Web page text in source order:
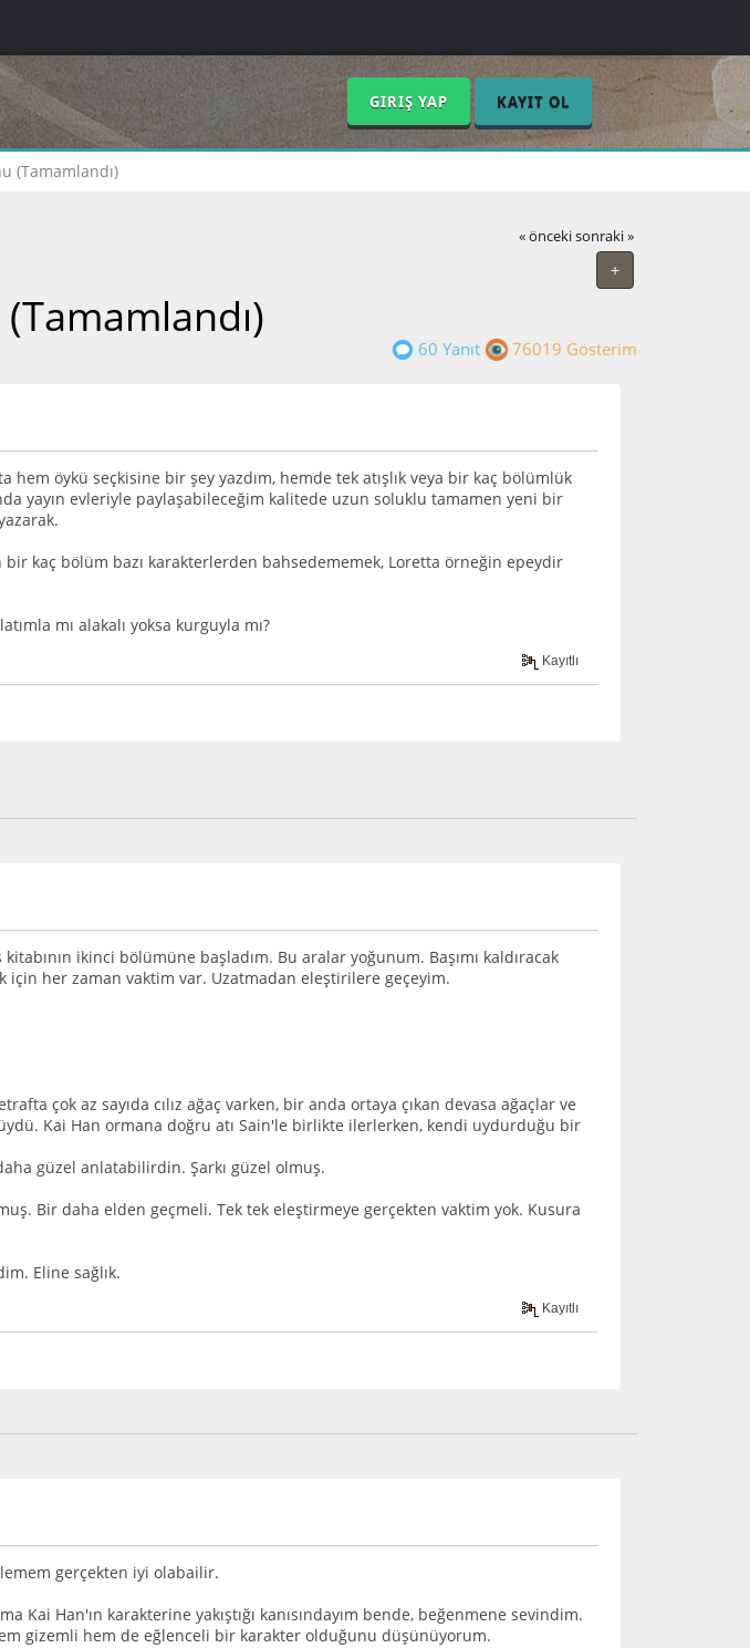
GIRIŞ YAP KAYIT OL
(Tamamlandı)
« önceki sonraki »
+
60 Yanıt 76019 Gösterim
hem öykü seçkisine bir şey yazdım, hemde tek atışlık veya bir kaç bölümlük
yayın evleriyle paylaşabileceğim kalitede uzun soluklu tamamen yeni bir
bir kaç bölüm bazı karakterlerden bahsedememek, Loretta örneğin epeydir
mı alakalı yoksa kurguyla mı?
Kayıtlı
ikinci bölümüne başladım. Bu aralar yoğunum. Başımı kaldıracak
için her zaman vaktim var. Uzatmadan eleştirilere geçeyim.
çok az sayıda cılız ağaç varken, bir anda ortaya çıkan devasa ağaçlar ve
Kai Han ormana doğru atı Sain'le birlikte ilerlerken, kendi uydurduğu bir
güzel anlatabilirdin. Şarkı güzel olmuş.
Bir daha elden geçmeli. Tek tek eleştirmeye gerçekten vaktim yok. Kusura
Eline sağlık.
Kayıtlı
gerçekten iyi olabailir.
Kai Han'ın karakterine yakıştığı kanısındayım bende, beğenmene sevindim.
gizemli hem de eğlenceli bir karakter olduğunu düşünüyorum.